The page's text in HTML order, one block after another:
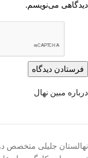
دیدگاهی می‌نویسم.
درباره مبین نهال
نهالستان جلیلی متخصص در